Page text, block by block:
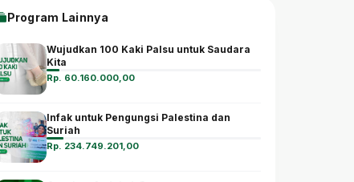
Program Lainnya
Wujudkan 100 Kaki Palsu untuk Saudara
Kita
Rp. 60.160.000,00
Infak untuk Pengungsi Palestina dan
Suriah
Rp. 234.749.201,00